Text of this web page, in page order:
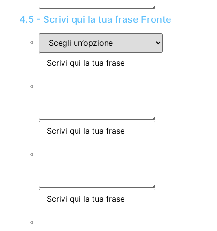
4.5 - Scrivi qui la tua frase Fronte